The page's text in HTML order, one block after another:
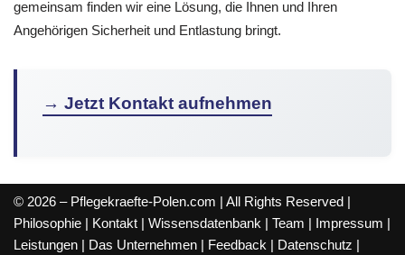
gemeinsam finden wir eine Lösung, die Ihnen und Ihren
Angehörigen Sicherheit und Entlastung bringt.
→ Jetzt Kontakt aufnehmen
© 2026 – Pflegekraefte-Polen.com | All Rights Reserved |
Philosophie | Kontakt | Wissensdatenbank | Team | Impressum |
Leistungen | Das Unternehmen | Feedback | Datenschutz |